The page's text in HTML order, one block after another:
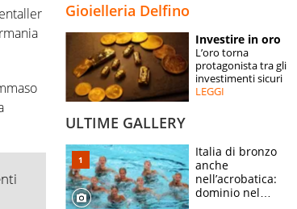
SPECIALI
ESPERTI
Gioielleria Delfino
Investire in oro
L’oro torna
protagonista tra gli
investimenti sicuri
LEGGI
ULTIME GALLERY
Italia di bronzo
anche
nell’acrobatica:
dominio nel